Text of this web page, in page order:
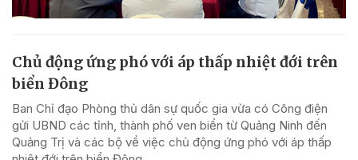
Chủ động ứng phó với áp thấp nhiệt đới trên
biển Đông
Ban Chỉ đạo Phòng thủ dân sự quốc gia vừa có Công điện
gửi UBND các tỉnh, thành phố ven biển từ Quảng Ninh đến
Quảng Trị và các bộ về việc chủ động ứng phó với áp thấp